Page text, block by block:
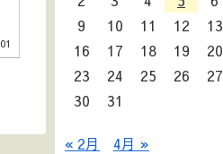
9
10 11 12 13
16
17 18 19 20
23
24 25 26 27
30
31
« 2月 4月 »